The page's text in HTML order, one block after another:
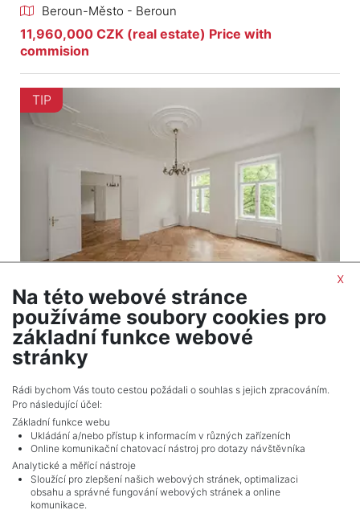
Beroun-Město - Beroun
11,960,000 CZK (real estate) Price with
commision
TIP
Commercial to rent / office / 250 m2
Praha 2 - Vinohrady
129,000 CZK (month) Price + UTILITIES
x
Na této webové stránce
používáme soubory cookies pro
základní funkce webové
stránky
Rádi bychom Vás touto cestou požádali o souhlas s jejich zpracováním.
Pro následující účel:
Základní funkce webu
Ukládání a/nebo přístup k informacím v různých zařízeních
Online komunikační chatovací nástroj pro dotazy návštěvníka
Analytické a měřící nástroje
Sloužící pro zlepšení našich webových stránek, optimalizaci
obsahu a správné fungování webových stránek a online
komunikace.